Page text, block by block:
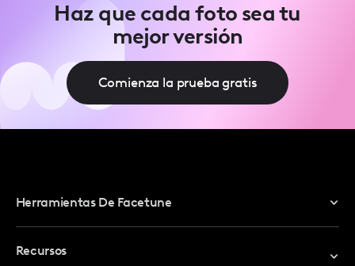
Haz que cada foto sea tu
mejor versión
Comienza la prueba gratis
Herramientas De Facetune
Recursos